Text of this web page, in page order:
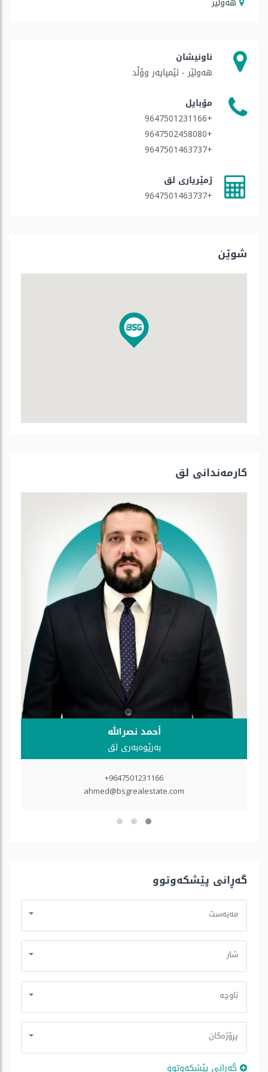
ناونیشان
هەولێر - ئێمپایەر وۆڵد
مۆبایل
+9647501231166
+9647502458080
+9647501463737
ژمێریاری لق
+9647501463737
شوێن
كارمه‌ندانی لق
أحمد نصرالله
بەرێوەبەری لق
+9647501231166
ahmed@bsgrealestate.com
گه‌ڕانی پێشكه‌وتوو
مه‌به‌ست
شار
ناوچە
پڕۆژه‌كان
گه‌ڕانی پێشكه‌وتوو